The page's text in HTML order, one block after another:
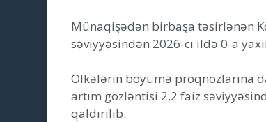
Münaqişədən birbaşa təsirlənən
səviyyəsindən 2026-cı ildə 0-a
Ölkələrin böyümə proqnozlarına
artım gözləntisi 2,2 faiz
qaldırılıb.